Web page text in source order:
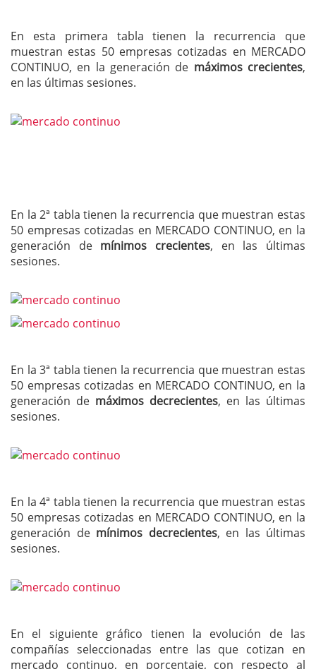
En esta primera tabla tienen la recurrencia que
muestran estas 50 empresas cotizadas en MERCADO
CONTINUO, en la generación de máximos crecientes,
en las últimas sesiones.
En la 2ª tabla tienen la recurrencia que muestran estas
50 empresas cotizadas en MERCADO CONTINUO, en la
generación de mínimos crecientes, en las últimas
sesiones.
En la 3ª tabla tienen la recurrencia que muestran estas
50 empresas cotizadas en MERCADO CONTINUO, en la
generación de máximos decrecientes, en las últimas
sesiones.
En la 4ª tabla tienen la recurrencia que muestran estas
50 empresas cotizadas en MERCADO CONTINUO, en la
generación de mínimos decrecientes, en las últimas
sesiones.
En el siguiente gráfico tienen la evolución de las
compañías seleccionadas entre las que cotizan en
mercado continuo, en porcentaje, con respecto al